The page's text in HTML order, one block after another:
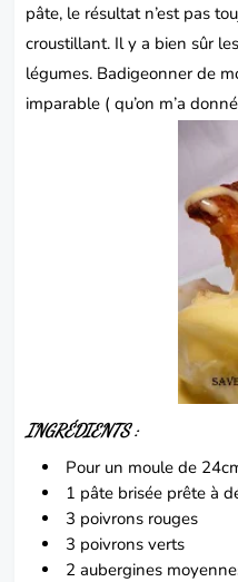
pâte, le résultat n’est pas
croustillant. Il y a bien sûr
légumes. Badigeonner de
imparable ( qu’on m’a
INGRÉDIENTS :
Pour un moule de
1 pâte brisée prête à
3 poivrons rouges
3 poivrons verts
2aubergines